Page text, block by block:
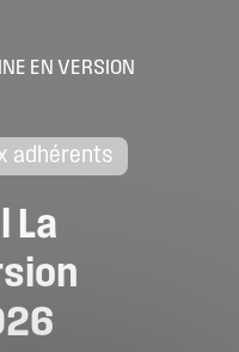
EN VERSION
adhérents
La